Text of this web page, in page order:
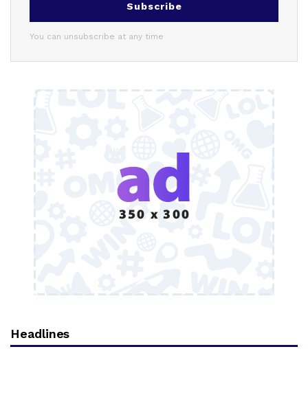
Subscribe
You can unsubscribe at any time
Headlines